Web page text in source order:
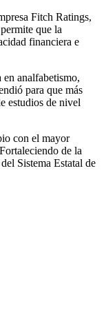
Fitch Ratings,
que la
financiera e
analfabetismo,
para que más
estudios de nivel
con el mayor
de la
Sistema Estatal de